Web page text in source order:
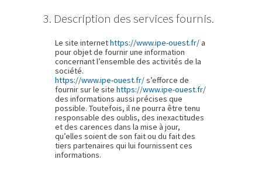
3. Description des services fournis.
Le site internethttps://www.ipe-ouest.fr/ a
pour objet de fournir une information
concernant l’ensemble des activités de la
société.
https://www.ipe-ouest.fr/s’efforce de
fournir sur le site https://www.ipe-ouest.fr/
des informations aussi précises que
possible. Toutefois, il ne pourra être tenu
responsable des oublis, des inexactitudes
et des carences dans la mise à jour,
qu’elles soient de son fait ou du fait des
tiers partenaires qui lui fournissent ces
informations.